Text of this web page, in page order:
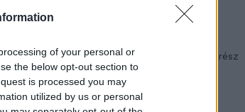
of your personal or
the below opt-out section to
is processed you may
utilized by us or personal
Minka 11. rész